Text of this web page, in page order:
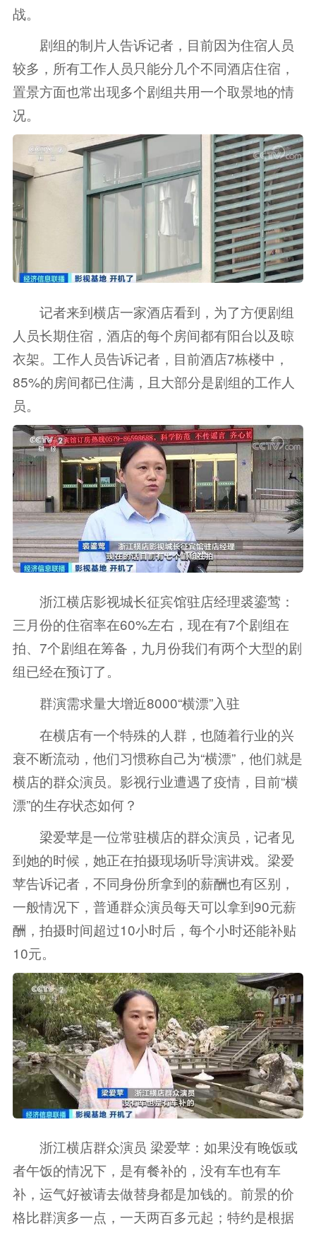
战。
剧组的制片人告诉记者，目前因为住宿人员
较多，所有工作人员只能分几个不同酒店住宿，
置景方面也常出现多个剧组共用一个取景地的情
况。
记者来到横店一家酒店看到，为了方便剧组
人员长期住宿，酒店的每个房间都有阳台以及晾
衣架。工作人员告诉记者，目前酒店7栋楼中，
85%的房间都已住满，且大部分是剧组的工作人
员。
浙江横店影视城长征宾馆驻店经理裘鎏莺：
三月份的住宿率在60%左右，现在有7个剧组在
拍、7个剧组在筹备，九月份我们有两个大型的剧
组已经在预订了。
群演需求量大增近8000“横漂”入驻
在横店有一个特殊的人群，也随着行业的兴
衰不断流动，他们习惯称自己为“横漂”，他们就是
横店的群众演员。影视行业遭遇了疫情，目前“横
漂”的生存状态如何？
梁爱苹是一位常驻横店的群众演员，记者见
到她的时候，她正在拍摄现场听导演讲戏。梁爱
苹告诉记者，不同身份所拿到的薪酬也有区别，
一般情况下，普通群众演员每天可以拿到90元薪
酬，拍摄时间超过10小时后，每个小时还能补贴
10元。
浙江横店群众演员 梁爱苹：如果没有晚饭或
者午饭的情况下，是有餐补的，没有车也有车
补，运气好被请去做替身都是加钱的。前景的价
格比群演多一点，一天两百多元起；特约是根据